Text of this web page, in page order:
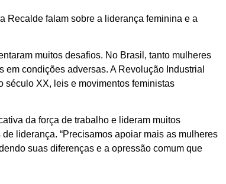
Recalde falam sobre a liderança feminina e a
muitos desafios. No Brasil, tanto mulheres
condições adversas. A Revolução Industrial
século XX, leis e movimentos feministas
da força de trabalho e lideram muitos
liderança. “Precisamos apoiar mais as mulheres
suas diferenças e a opressão comum que